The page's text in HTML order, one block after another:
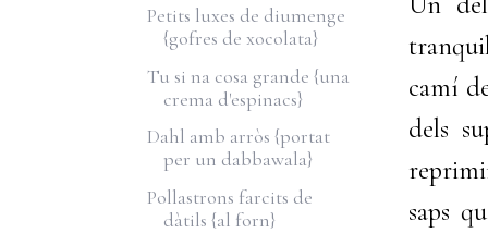
camí
dels
saps
Petits luxes de diumenge
{gofres de xocolata}
Tu si na cosa grande {una
crema d'espinacs}
Dahl amb arròs {portat
per un dabbawala}
Pollastrons farcits de
dàtils {al forn}